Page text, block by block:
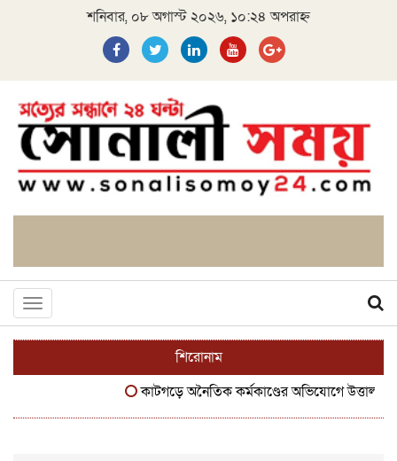
শনিবার, ০৮ অগাস্ট ২০২৬, ১০:২৪ অপরাহ্ন
Toggle
navigation
শিরোনাম
কাটগড়ে অনৈতিক কর্মকাণ্ডের অভিযোগে উত্তাল জনমত: